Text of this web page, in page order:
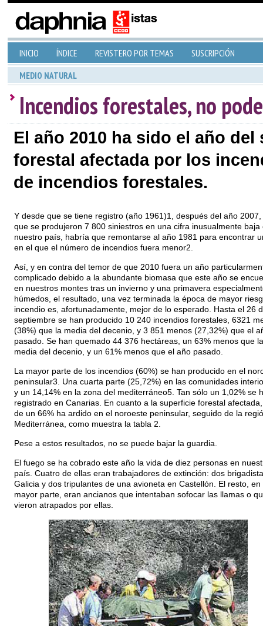
INICIO ÍNDICE REVISTERO POR TEMAS SUSCRIPCIÓN
MEDIO NATURAL
Incendios forestales, no
El año 2010 ha sido el año
forestal afectada por los
de incendios forestales.
Y desde que se tiene registro (año 1961)1, después del año 2007,
que se produjeron 7 800 siniestros en una cifra inusualmente baja
nuestro país, habría que remontarse al año 1981 para encontrar
en el que el número de incendios fuera menor2.
Así, y en contra del temor de que 2010 fuera un año
complicado debido a la abundante biomasa que este año se
en nuestros montes tras un invierno y una primavera
húmedos, el resultado, una vez terminada la época de mayor
incendio es, afortunadamente, mejor de lo esperado. Hasta el 26
septiembre se han producido 10 240 incendios forestales, 6321
(38%) que la media del decenio, y 3 851 menos (27,32%) que el
pasado. Se han quemado 44 376 hectáreas, un 63% menos que la
media del decenio, y un 61% menos que el año pasado.
La mayor parte de los incendios (60%) se han producido en el
peninsular3. Una cuarta parte (25,72%) en las comunidades
y un 14,14% en la zona del mediterráneo5. Tan sólo un 1,02% se
registrado en Canarias. En cuanto a la superficie forestal
de un 66% ha ardido en el noroeste peninsular, seguido de la
Mediterránea, como muestra la tabla 2.
Pese a estos resultados, no se puede bajar la guardia.
El fuego se ha cobrado este año la vida de diez personas en
país. Cuatro de ellas eran trabajadores de extinción: dos
Galicia y dos tripulantes de una avioneta en Castellón. El resto, en
mayor parte, eran ancianos que intentaban sofocar las llamas o
vieron atrapados por ellas.